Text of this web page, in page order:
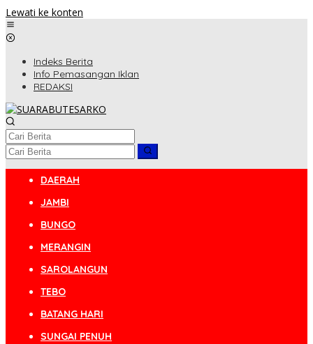
Lewati ke konten
Indeks Berita
Info Pemasangan Iklan
REDAKSI
DAERAH
JAMBI
BUNGO
MERANGIN
SAROLANGUN
TEBO
BATANG HARI
SUNGAI PENUH